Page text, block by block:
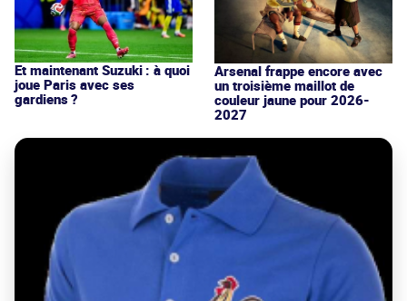
Et maintenant Suzuki : à quoi
joue Paris avec ses
gardiens ?
Arsenal frappe encore avec
un troisième maillot de
couleur jaune pour 2026-
2027